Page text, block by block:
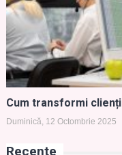
Cum transformi
Duminică, 12 Octombrie 2025
Recente